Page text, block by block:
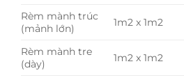
Rèm mành trúc
(mảnh lớn)
1m2 x 1m2
Rèm mành tre
(dày)
1m2 x 1m2